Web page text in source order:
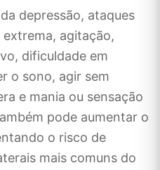
depressão, ataques
agitação,
dificuldade em
o sono, agir sem
e mania ou sensação
pode aumentar o
o risco de
mais comuns do